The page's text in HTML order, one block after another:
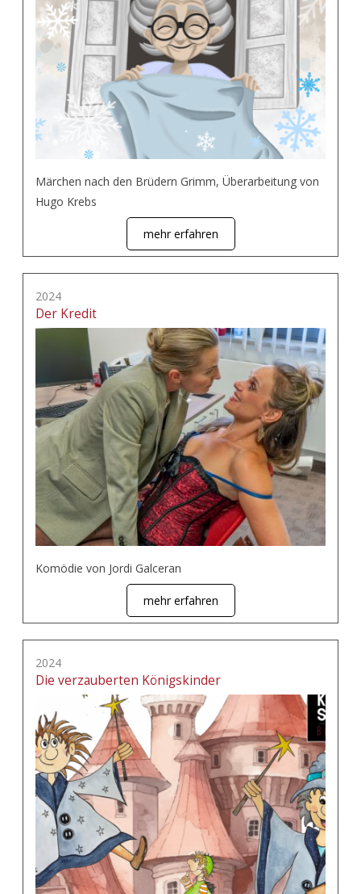
Märchen nach den Brüdern Grimm, Überarbeitung von
Hugo Krebs
mehr erfahren
2024
Der Kredit
Komödie von Jordi Galceran
mehr erfahren
2024
Die verzauberten Königskinder